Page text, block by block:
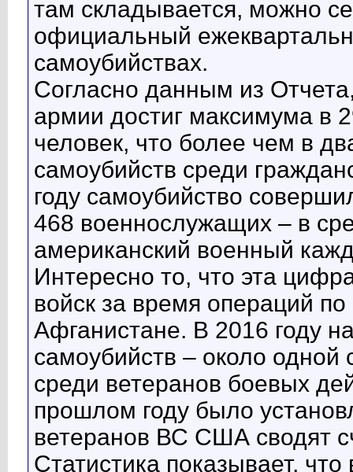
там складывается, можно
официальный
самоубийствах.
Согласно данным из
армии достиг максимума в
человек, что более чем в
самоубийств среди
году самоубийство
468 военнослужащих – в
американский военный
Интересно то, что эта
войск за время операций
Афганистане. В 2016 году
самоубийств – около
среди ветеранов боевых
прошлом году было
ветеранов ВС США сводят
Статистика показывает,